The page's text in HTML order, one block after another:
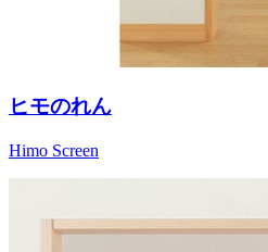
ヒモのれん
Himo Screen